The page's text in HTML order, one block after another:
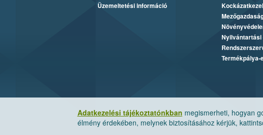
Adatkezelési tájékoztatónkban megismerheti, hogyan
élmény érdekében, melynek biztosításához kérjük,
Üzemeltetési információ
Nyilvántartási
Termékpálya-